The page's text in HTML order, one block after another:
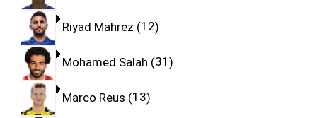
Riyad Mahrez 12
Mohamed Salah 31
Marco Reus 13